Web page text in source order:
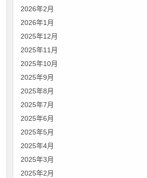
2026年2月
2026年1月
2025年12月
2025年11月
2025年10月
2025年9月
2025年8月
2025年7月
2025年6月
2025年5月
2025年4月
2025年3月
2025年2月